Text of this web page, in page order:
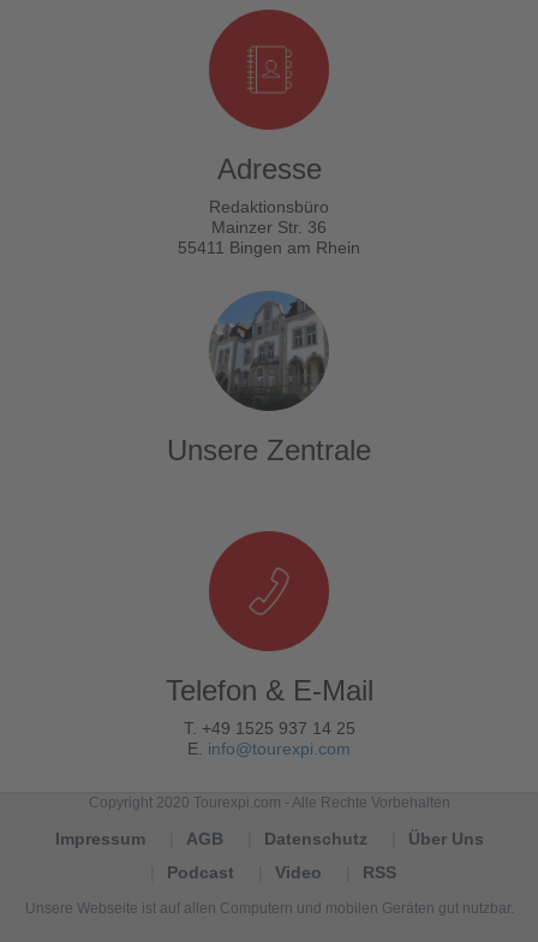
Adresse
Redaktionsbüro
Mainzer Str. 36
55411 Bingen am Rhein
Unsere Zentrale
Telefon & E-Mail
T. +49 1525 937 14 25
E. info@tourexpi.com
Copyright 2020 Tourexpi.com - Alle Rechte Vorbehalten
Impressum AGB Datenschutz
Über Uns
Podcast
Video RSS
Unsere Webseite ist auf allen Computern und mobilen Geräten gut nutzbar.